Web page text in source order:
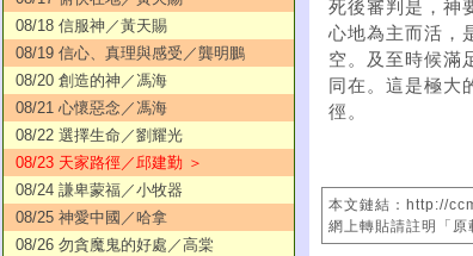
08/18 信服神／黃天賜
08/19 信心、真理與感受／龔明鵬
08/20 創造的神／馮海
08/21 心懷惡念／馮海
08/22 選擇生命／劉耀光
08/23 天家路徑／邱建勤 ＞
08/24 謙卑蒙福／小牧器
08/25 神愛中國／哈拿
08/26 勿貪魔鬼的好處／高棠
死後審判是，神
心地為主而活，
空。及至時候滿
同在。這是極大
徑。
本文鏈結：http://
網上轉貼請註明「